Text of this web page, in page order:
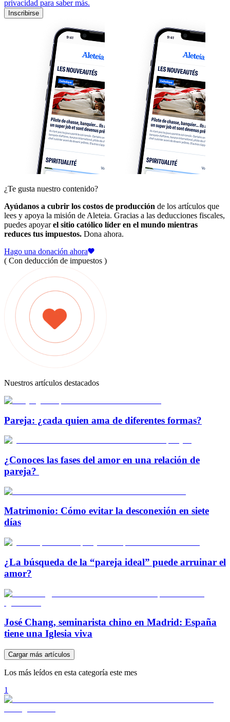
privacidad para saber más.
Inscribirse
¿Te gusta nuestro contenido?
Ayúdanos a cubrir los costos de producción de los artículos que
lees y apoya la misión de Aleteia. Gracias a las deducciones fiscales,
puedes apoyarel sitio católico líder en el mundo mientras
reduces tus impuestos. Dona ahora.
Hago una donación ahora
( Con deducción de impuestos )
Nuestros artículos destacados
Pareja: ¿cada quien ama de diferentes formas?
¿Conoces las fases del amor en una relación de
pareja?
Matrimonio: Cómo evitar la desconexión en siete
días
¿La búsqueda de la “pareja ideal” puede arruinar el
amor?
José Chang, seminarista chino en Madrid: España
tiene una Iglesia viva
Cargar más artículos
Los más leídos en esta categoría este mes
1